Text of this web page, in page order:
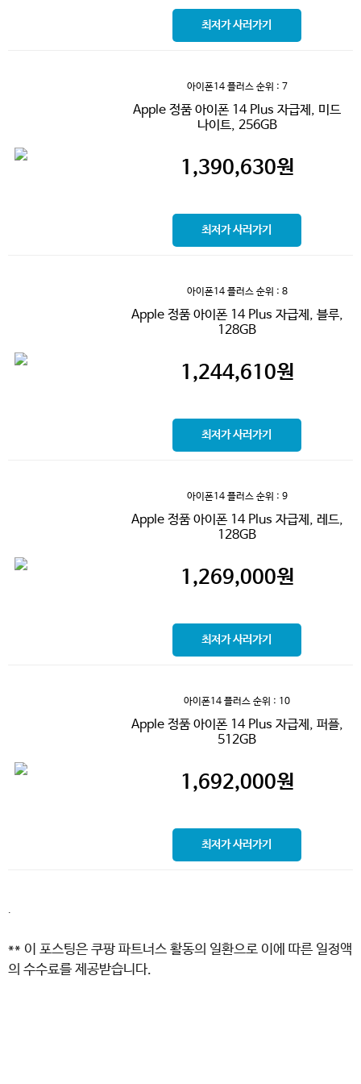
최저가 사러가기
아이폰14 플러스순위 : 7
Apple 정품 아이폰 14 Plus 자급제, 미드
나이트, 256GB
1,390,630원
최저가 사러가기
아이폰14 플러스순위 : 8
Apple 정품 아이폰 14 Plus 자급제, 블루,
128GB
1,244,610원
최저가 사러가기
아이폰14 플러스순위 : 9
Apple 정품 아이폰 14 Plus 자급제, 레드,
128GB
1,269,000원
최저가 사러가기
아이폰14 플러스 순위 : 10
Apple 정품 아이폰 14 Plus 자급제, 퍼플,
512GB
1,692,000원
최저가 사러가기
.
** 이 포스팅은 쿠팡 파트너스 활동의 일환으로 이에 따른 일정액
의 수수료를 제공받습니다.